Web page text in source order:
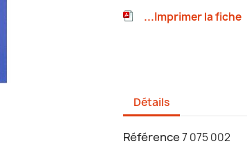
...Imprimer la fiche
Détails
Référence7 075 002